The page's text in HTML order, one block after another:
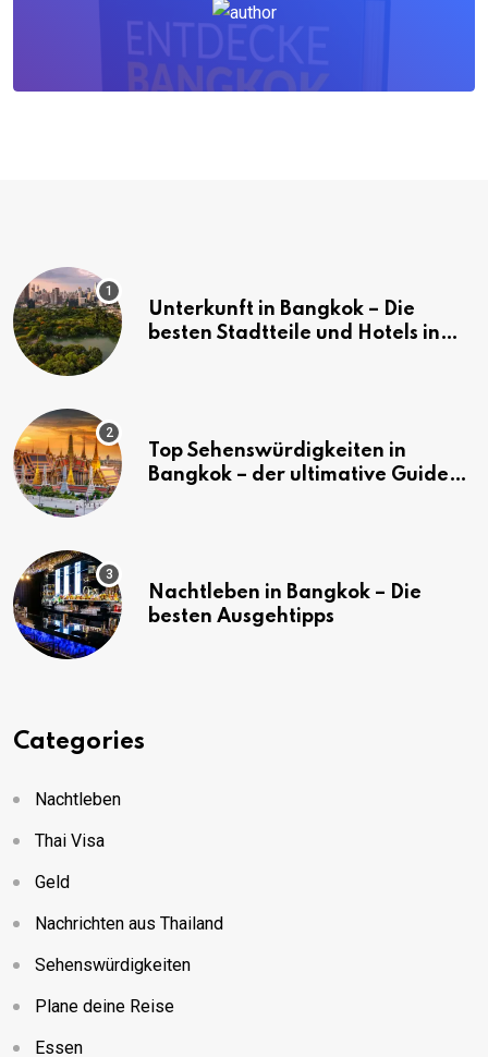
Unterkunft in Bangkok – Die
besten Stadtteile und Hotels in
Top Sehenswürdigkeiten in
Bangkok – der ultimative Guide
Nachtleben in Bangkok – Die
besten Ausgehtipps
Categories
Nachtleben
Thai Visa
Geld
Nachrichten aus Thailand
Sehenswürdigkeiten
Plane deine Reise
Essen